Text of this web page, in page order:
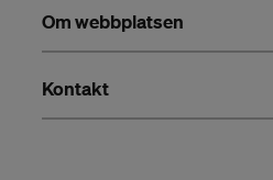
Om webbplatsen
Kontakt